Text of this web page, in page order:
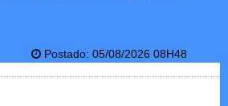
Postado: 05/08/2026 08H48